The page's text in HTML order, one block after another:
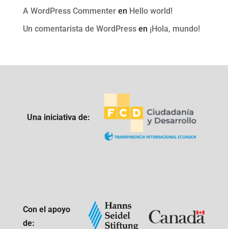
A WordPress Commenteren Hello world!
Un comentarista de WordPressen ¡Hola, mundo!
Una iniciativa de:
Con el apoyo
de: